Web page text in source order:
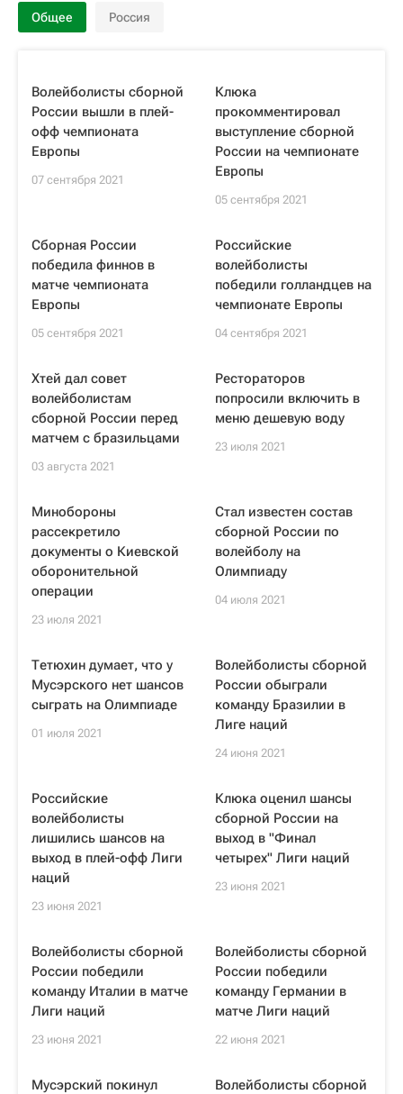
Общее Россия
Волейболисты сборной
России вышли в плей-
офф чемпионата
Европы
07 сентября 2021
Клюка
прокомментировал
выступление сборной
России на чемпионате
Европы
05 сентября 2021
Сборная России
победила финнов в
матче чемпионата
Европы
05 сентября 2021
Российские
волейболисты
победили голландцев на
чемпионате Европы
04 сентября 2021
Хтей дал совет
волейболистам
сборной России перед
матчем с бразильцами
03 августа 2021
Рестораторов
попросили включить в
меню дешевую воду
23 июля 2021
Минобороны
рассекретило
документы о Киевской
оборонительной
операции
23 июля 2021
Стал известен состав
сборной России по
волейболу на
Олимпиаду
04 июля 2021
Тетюхин думает, что у
Мусэрского нет шансов
сыграть на Олимпиаде
01 июля 2021
Волейболисты сборной
России обыграли
команду Бразилии в
Лиге наций
24 июня 2021
Российские
волейболисты
лишились шансов на
выход в плей-офф Лиги
наций
23 июня 2021
Клюка оценил шансы
сборной России на
выход в "Финал
четырех" Лиги наций
23 июня 2021
Волейболисты сборной
России победили
команду Италии в матче
Лиги наций
23 июня 2021
Волейболисты сборной
России победили
команду Германии в
матче Лиги наций
22 июня 2021
Мусэрский покинул
Волейболисты сборной